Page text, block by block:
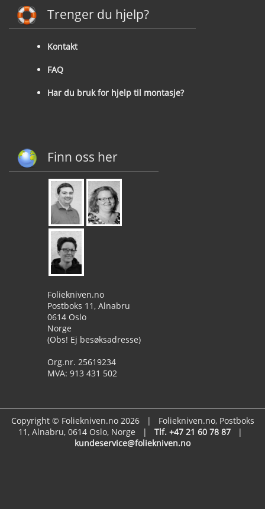
Trenger du hjelp?
Kontakt
FAQ
Har du bruk for hjelp til montasje?
Finn oss her
Foliekniven.no
Postboks 11, Alnabru
0614 Oslo
Norge
(Obs! Ej besøksadresse)
Org.nr. 25619234
MVA: 913 431 502
Copyright © Foliekniven.no 2026 | Foliekniven.no, Postboks
11, Alnabru, 0614 Oslo, Norge | Tlf. +47 21 60 78 87|
kundeservice@foliekniven.no